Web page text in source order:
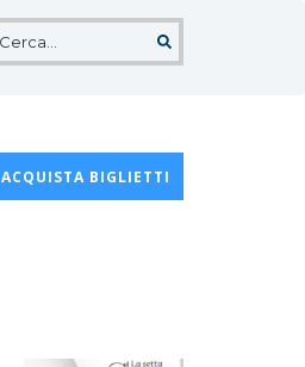
ACQUISTA BIGLIETTI